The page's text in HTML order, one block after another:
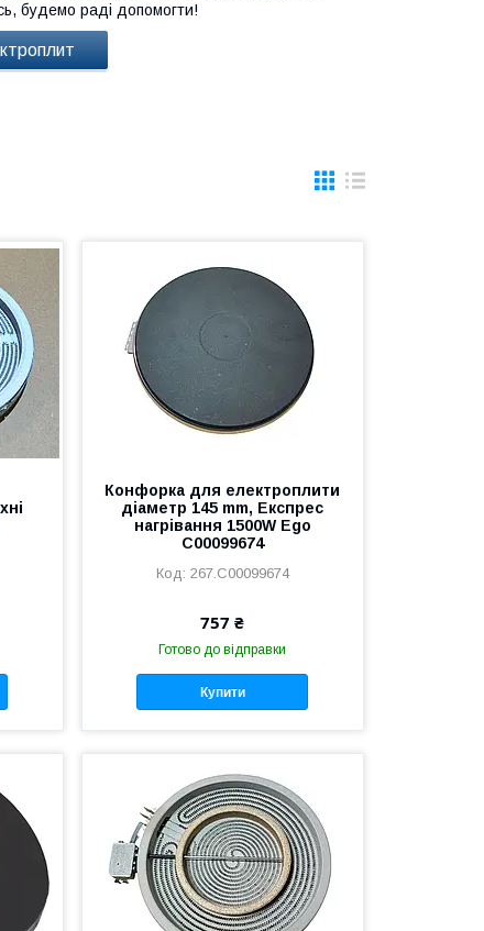
будемо раді допомогти!
Конфорка для електроплити
діаметр 145 mm, Експрес
нагрівання 1500W Ego
C00099674
267.C00099674
757 ₴
Готово до відправки
Купити